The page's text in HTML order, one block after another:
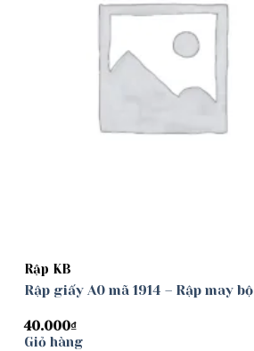
Rập KB
Rập giấy A0 mã 1914 – Rập may bộ
40.000₫
Giỏ hàng